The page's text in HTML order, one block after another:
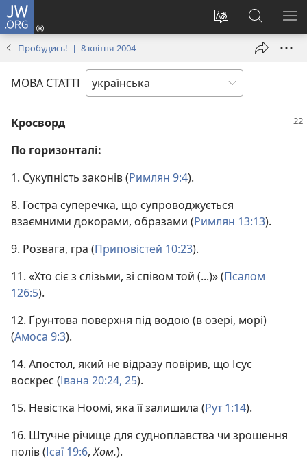
JW.ORG
Змінити
Увійти
(відкривається
вікні)
Пошук
на
сайті
Пробудись! | 8 квітня 2004
МОВА СТАТТІ
Кросворд
По горизонталі:
1. Сукупність законів (Римлян 9:4).
8. Гостра суперечка, що супроводжується
взаємними докорами, образами (Римлян 13:13).
9. Розвага, гра (Приповістей 10:23).
11. «Хто сіє з слізьми, зі співом той (...)» (Псалом
126:5).
12. Ґрунтова поверхня під водою (в озері, морі)
(Амоса 9:3).
14. Апостол, який не відразу повірив, що Ісус
воскрес (Івана 20:24, 25).
15. Невістка Ноомі, яка її залишила (Рут 1:14).
16. Штучне річище для судноплавства чи зрошення
полів (Ісаї 19:6,Хом.).